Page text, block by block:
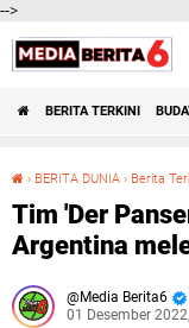
-->
BERITA TERKINI
› BERITA DUNIA › Berita
Tim 'Der
Argentina
Media Berita6
01 Desember